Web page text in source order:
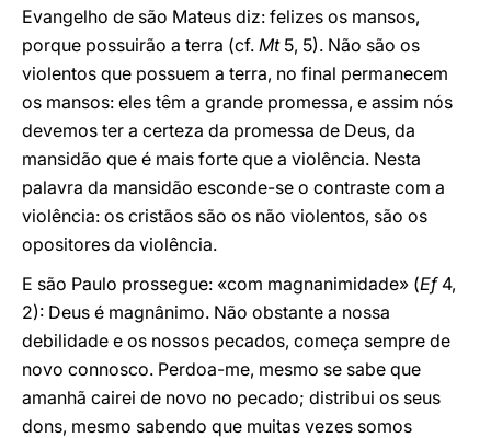
Evangelho de são Mateus diz: felizes os mansos,
porque possuirão a terra (cf. Mt5, 5). Não são os
violentos que possuem a terra, no final permanecem
os mansos: eles têm a grande promessa, e assim nós
devemos ter a certeza da promessa de Deus, da
mansidão que é mais forte que a violência. Nesta
palavra da mansidão esconde-se o contraste com a
violência: os cristãos são os não violentos, são os
opositores da violência.
E são Paulo prossegue: «com magnanimidade» (Ef4,
2): Deus é magnânimo. Não obstante a nossa
debilidade e os nossos pecados, começa sempre de
novo connosco. Perdoa-me, mesmo se sabe que
amanhã cairei de novo no pecado; distribui os seus
dons, mesmo sabendo que muitas vezes somos